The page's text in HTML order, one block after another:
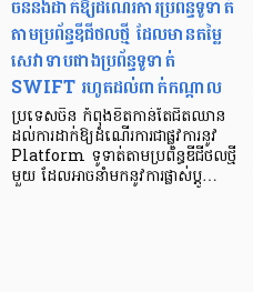
ចិននឹងដាក់ឱ្យដំណើរការប្រព័ន្ធទូទាត់
តាមប្រព័ន្ធឌីជីថលថ្មី ដែលមានតម្លៃ
សេវាទាបជាងប្រព័ន្ធទូទាត់
SWIFT រហូតដល់ពាក់កណ្តាល
ប្រទេសចិន កំពុងខិតកាន់តែជិតឈាន
ដល់ការដាក់ឱ្យដំណើរការជាផ្លូវការនូវ
Platform ទូទាត់តាមប្រព័ន្ធឌីជីថលថ្មី
មួយ ដែលអាចនាំមកនូវការផ្លាស់ប្តូ…